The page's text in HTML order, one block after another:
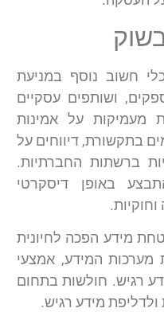
חשוב נוסף במניעת
ושותפים עסקיים
מעמיקות על אמינות
בתקשורת, דיווחים על
ברשתות החברתיות.
באופן דיסקרטי
מידע הפכה לחיונית
מערכות המידע, אמצעי
רגיש. חולשות בתחום
מידע רגיש.